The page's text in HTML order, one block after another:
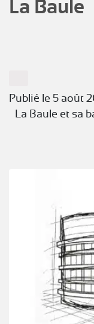
La Baule
Publié le 5 août
La Baule et sa